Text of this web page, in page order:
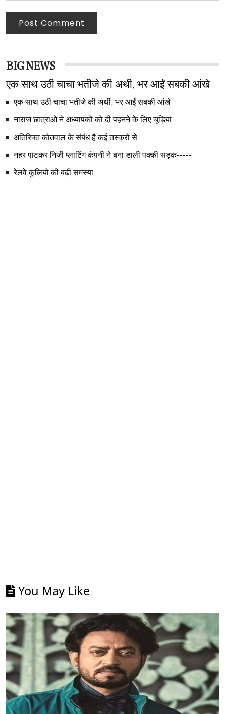
Post Comment
BIG NEWS
एक साथ उठी चाचा भतीजे की अर्थी, भर आईं सबकी आंखे
एक साथ उठी चाचा भतीजे की अर्थी, भर आईं सबकी आंखे
नाराज छात्राओ ने अध्यापकों को दी पहनने के लिए चूड़ियां
अतिरिक्त कोतवाल के संबंध है कई तस्करों से
नहर पाटकर निजी प्लाटिंग कंपनी ने बना डाली पक्की सड़क-----
रेलवे कुलियों की बढ़ी समस्या
You May Like